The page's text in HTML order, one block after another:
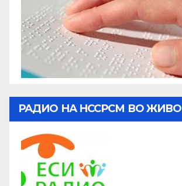
РАДИО НА НССРСМ ВО ЖИВО